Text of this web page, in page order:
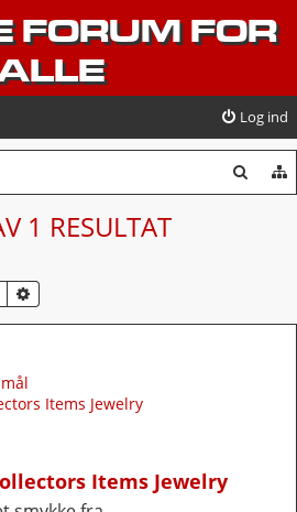
FORUM FOR
Log ind
1 RESULTAT
SØG
Items Jewelry
Items Jewelry